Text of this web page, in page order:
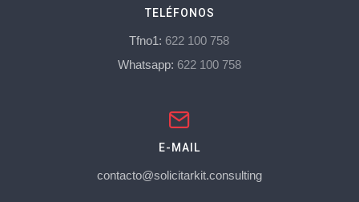
TELÉFONOS
Tfno1: 622 100 758
Whatsapp: 622 100 758
E-MAIL
contacto@solicitarkit.consulting